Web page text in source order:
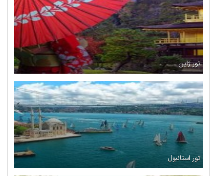
تور ژاپن
تور استانبول